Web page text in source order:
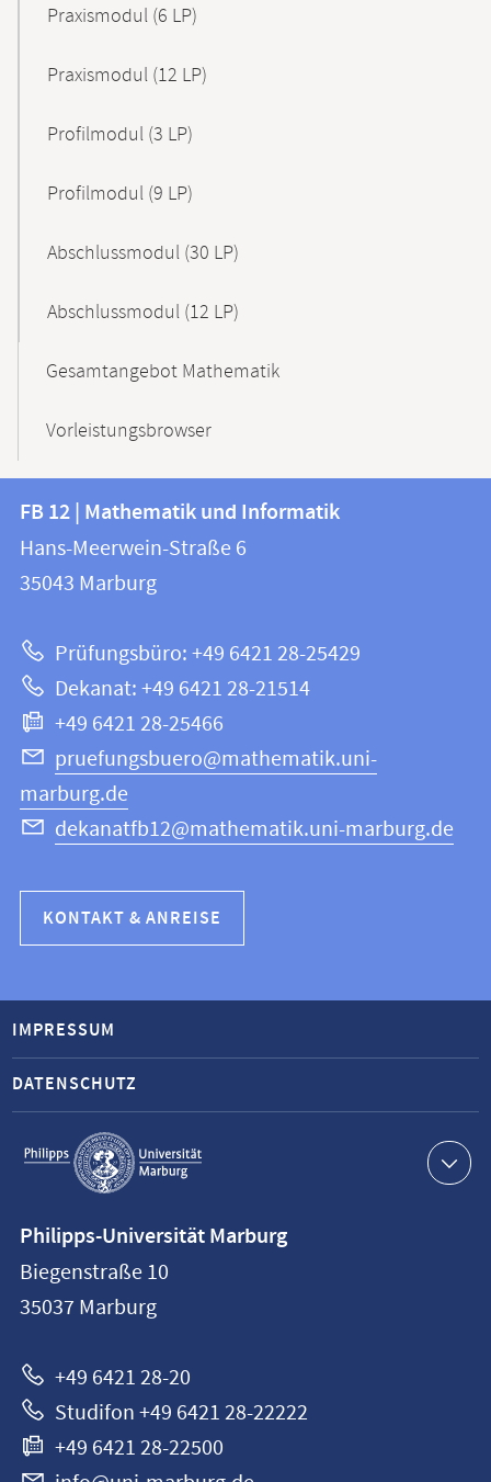
Praxismodul (6 LP)
Praxismodul (12 LP)
Profilmodul (3 LP)
Profilmodul (9 LP)
Abschlussmodul (30 LP)
Abschlussmodul (12 LP)
Gesamtangebot Mathematik
Vorleistungsbrowser
Kontakt
und
Informationen
Website
FB
12
|
und
Informatik
FB 12 | Mathematik und Informatik
Hans-Meerwein-Straße 6
35043 Marburg
Prüfungsbüro: +49 6421 28-25429
Dekanat: +49 6421 28-21514
+49 6421 28-25466
pruefungsbuero@mathematik.uni-
marburg.de
dekanatfb12@mathematik.uni-marburg.de
KONTAKT & ANREISE
Service-
Navigation
IMPRESSUM
DATENSCHUTZ
Philipps-
Universität
Marburg
Philipps-Universität Marburg
Biegenstraße 10
35037 Marburg
+49 6421 28-20
Studifon +49 6421 28-22222
+49 6421 28-22500